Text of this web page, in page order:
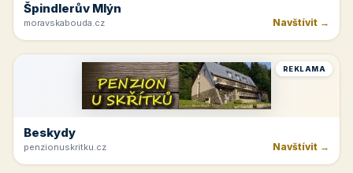
Špindlerův Mlýn
moravskabouda.cz Navštívit →
REKLAMA
Beskydy
penzionuskritku.cz Navštívit →